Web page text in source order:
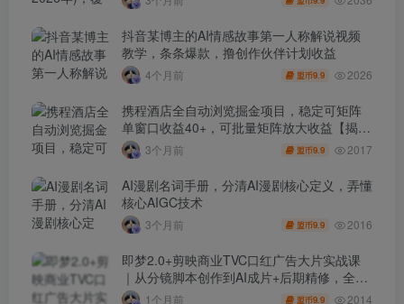
抖音某博主的AI情感故事第一人称解说视频
教学，条条爆款，撸创作伙伴计划收益
4个月前 盟币9.9 2026
携程酒店全自动浏览掘金项目，稳定可矩阵
单窗口收益40+，可批量矩阵放大收益【揭
秘】3个月前 盟币9.9 2017
AI漫剧名词手册，分清AI漫剧核心定义，弄懂
核心AIGC技术
3个月前 盟币9.9 2016
即梦2.0+剪映商业TVC口红广告大片实战课
｜从分镜脚本创作到AI成片+后期精修，全流
程打造品牌级产品广告
1个月前 盟币9.9 2014